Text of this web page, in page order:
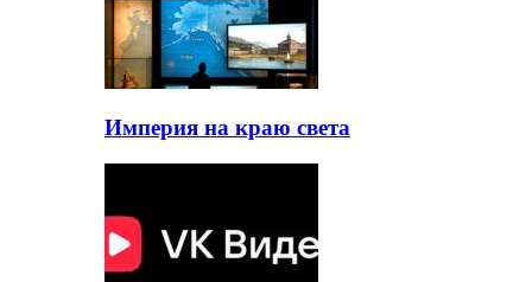
Империя на краю света